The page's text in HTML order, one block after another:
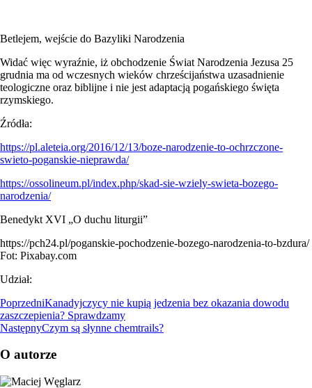
Betlejem, wejście do Bazyliki Narodzenia
Widać więc wyraźnie, iż obchodzenie Świat Narodzenia Jezusa 25
grudnia ma od wczesnych wieków chrześcijaństwa uzasadnienie
teologiczne oraz biblijne i nie jest adaptacją pogańskiego święta
rzymskiego.
Źródła:
https://pl.aleteia.org/2016/12/13/boze-narodzenie-to-ochrzczone-
swieto-poganskie-nieprawda/
https://ossolineum.pl/index.php/skad-sie-wziely-swieta-bozego-
narodzenia/
Benedykt XVI „O duchu liturgii”
https://pch24.pl/poganskie-pochodzenie-bozego-narodzenia-to-bzdura/
Fot: Pixabay.com
Udział:
PoprzedniKanadyjczycy nie kupią jedzenia bez okazania dowodu
zaszczepienia? Sprawdzamy
NastępnyCzym są słynne chemtrails?
O autorze